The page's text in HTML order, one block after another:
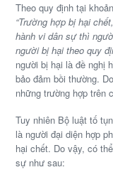
Theo quy định tại
“Trường hợp bị hại
hành vi dân sự thì
người bị hại theo quy
người bị hại là đề nghị
bảo đảm bồi thường.
những trường hợp trên
Tuy nhiên Bộ luật tố
là người đại diện hợp
hại chết. Do vậy, có
sự như sau: